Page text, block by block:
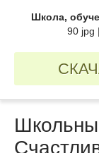
Школа,
90 jpg